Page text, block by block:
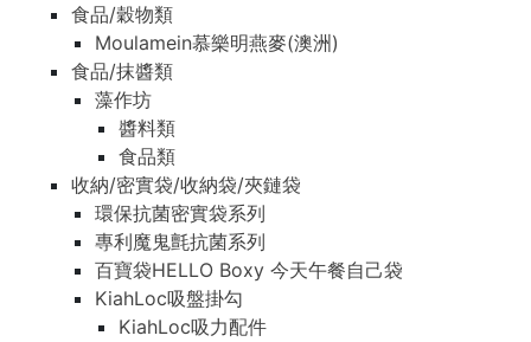
食品/穀物類
Moulamein慕樂明燕麥(澳洲)
食品/抹醬類
藻作坊
醬料類
食品類
收納/密實袋/收納袋/夾鏈袋
環保抗菌密實袋系列
專利魔鬼氈抗菌系列
百寶袋HELLO Boxy 今天午餐自己袋
KiahLoc吸盤掛勾
KiahLoc吸力配件